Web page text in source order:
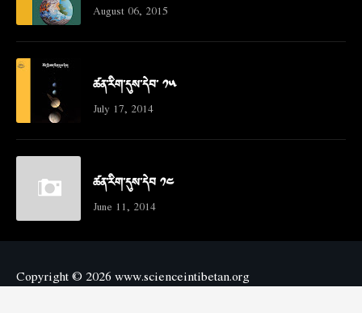
August 06, 2015
ཚན་རིག་དུས་དེབ་ ༡༥
July 17, 2014
ཚན་རིག་དུས་དེབ ༡༤
June 11, 2014
Copyright © 2026 www.scienceintibetan.org